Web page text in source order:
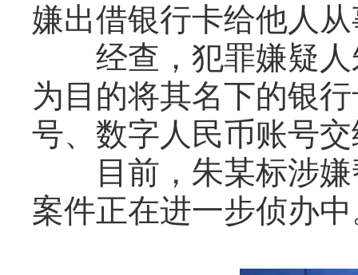
嫌出借银行卡给他人
经查，犯罪嫌疑人
为目的将其名下的银
号、数字人民币账号
目前，朱某标涉嫌
案件正在进一步侦办